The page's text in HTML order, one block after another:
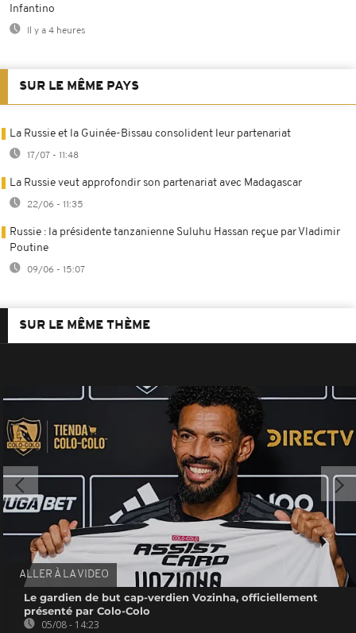
Infantino
Il y a 4 heures
SUR LE MÊME PAYS
La Russie et la Guinée-Bissau consolident leur partenariat
17/07 - 11:48
La Russie veut approfondir son partenariat avec Madagascar
22/06 - 11:35
Russie : la présidente tanzanienne Suluhu Hassan reçue par Vladimir
Poutine
09/06 - 15:07
SUR LE MÊME THÈME
ALLER À LA VIDEO
Le gardien de but cap-verdien Vozinha, officiellement
présenté par Colo-Colo
05/08 - 14:23